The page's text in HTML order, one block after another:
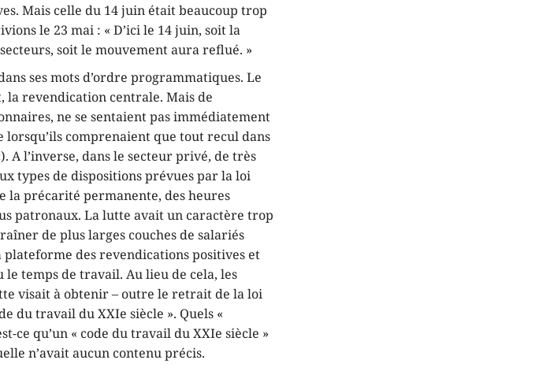
Mais celle du 14 juin était beaucoup trop
le 23 mai : « D’ici le 14 juin, soit la
soit le mouvement aura reflué. »
ses mots d’ordre programmatiques. Le
revendication centrale. Mais de
ne se sentaient pas immédiatement
comprenaient que tout recul dans
l’inverse, dans le secteur privé, de très
types de dispositions prévues par la loi
la précarité permanente, des heures
patronaux. La lutte avait un caractère trop
de plus larges couches de salariés
des revendications positives et
temps de travail. Au lieu de cela, les
visait à obtenir – outre le retrait de la loi
du travail du XXIe siècle ». Quels «
ce qu’un « code du travail du XXIe siècle »
n’avait aucun contenu précis.